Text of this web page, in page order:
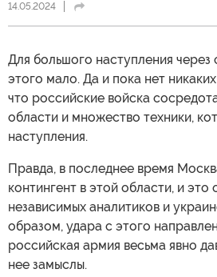
14.05.2024
Для большого наступления через
этого мало. Да и пока нет
что российские войска
области и множество техники,
наступления.
Правда, в последнее время
контингент в этой области, и
независимых аналитиков и
образом, удара с этого
российская армия весьма явно
нее замыслы.